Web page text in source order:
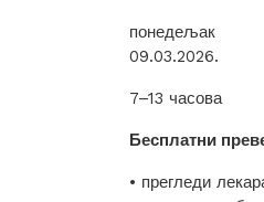
понедељак
09.03.2026.
7–13 часова
Бесплатни
• прегледи